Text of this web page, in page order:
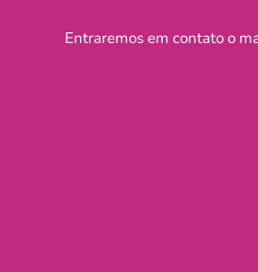
Entraremos em contato o